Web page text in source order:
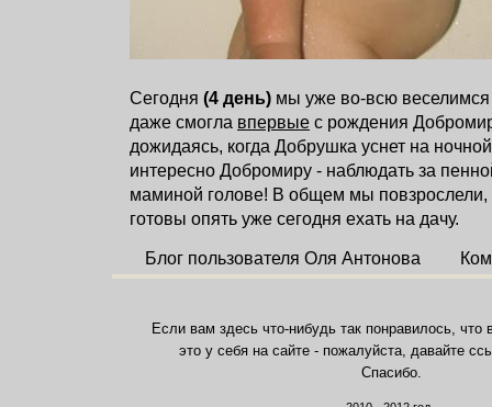
Сегодня (4 день) мы уже во-всю
даже смогла впервые с рождения
дожидаясь, когда Добрушка уснет на
интересно Добромиру - наблюдать за
маминой голове! В общем мы повзрослели,
готовы опять уже сегодня ехать на дачу.
Блог пользователя Оля Антонова
Если вам здесь что-нибудь так понравилось, что
это у себя на сайте - пожалуйста, давайте
Спасибо.